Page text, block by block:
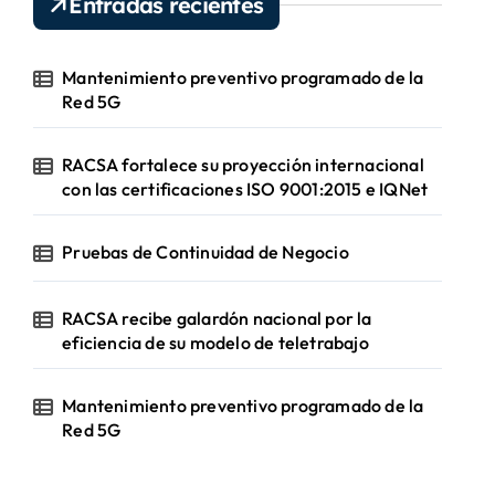
e
Mantenimiento preventivo programado de la
Red 5G
RACSA fortalece su proyección internacional
con las certificaciones ISO 9001:2015 e IQNet
Pruebas de Continuidad de Negocio
RACSA recibe galardón nacional por la
eficiencia de su modelo de teletrabajo
Mantenimiento preventivo programado de la
Red 5G